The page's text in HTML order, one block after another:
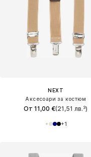
NEXT
Аксесоари за костюм
От 11,00 €(21,51 лв.³)
+1